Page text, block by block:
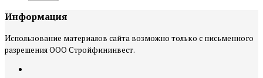
Информация
Использование материалов сайта возможно только с письменного
разрешения ООО Стройфининвест.